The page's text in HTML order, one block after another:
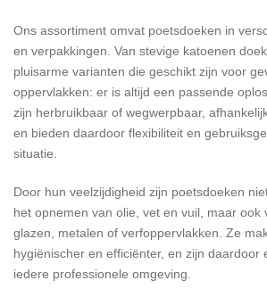
Ons assortiment omvat poetsdoeken in
en verpakkingen. Van stevige katoenen
pluisarme varianten die geschikt zijn voor
oppervlakken: er is altijd een passende
zijn herbruikbaar of wegwerpbaar,
en bieden daardoor flexibiliteit en
situatie.
Door hun veelzijdigheid zijn poetsdoeken
het opnemen van olie, vet en vuil, maar ook
glazen, metalen of verfoppervlakken. Ze
hygiënischer en efficiënter, en zijn daardoor
iedere professionele omgeving.